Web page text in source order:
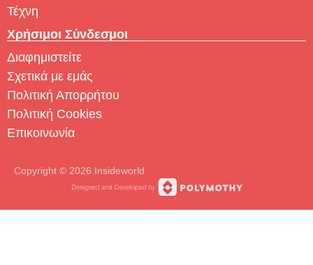
Τέχνη
Χρήσιμοι Σύνδεσμοι
Διαφημιστείτε
Σχετικά με εμάς
Πολιτική Απορρήτου
Πολιτική Cookies
Επικοινωνία
Copyright © 2026 Insideworld